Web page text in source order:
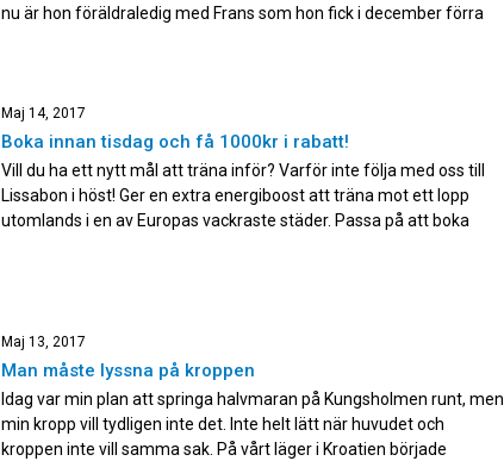
nu är hon föräldraledig med Frans som hon fick i december förra
Maj 14, 2017
Boka innan tisdag och få 1000kr i rabatt!
Vill du ha ett nytt mål att träna inför? Varför inte följa med oss till
Lissabon i höst! Ger en extra energiboost att träna mot ett lopp
utomlands i en av Europas vackraste städer. Passa på att boka
Maj 13, 2017
Man måste lyssna på kroppen
Idag var min plan att springa halvmaran på Kungsholmen runt, men
min kropp vill tydligen inte det. Inte helt lätt när huvudet och
kroppen inte vill samma sak. På vårt läger i Kroatien började